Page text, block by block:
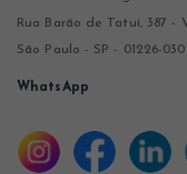
Rua Barão de Tatuí, 387 -
São Paulo - SP - 01226-030
WhatsApp